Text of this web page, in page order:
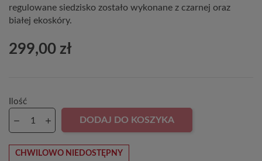
regulowane siedzisko zostało wykonane z czarnej oraz
białej ekoskóry.
299,00 zł
Ilość
DODAJ DO KOSZYKA
CHWILOWO NIEDOSTĘPNY